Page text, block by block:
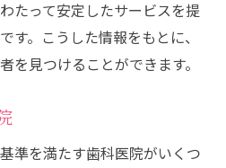
たって安定したサービスを提
す。こうした情報をもとに、
を見つけることができます。
準を満たす歯科医院がいくつ